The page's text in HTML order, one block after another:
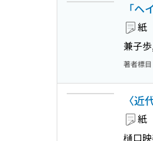
「
紙
兼子
著者標目
〈近
紙
樋口